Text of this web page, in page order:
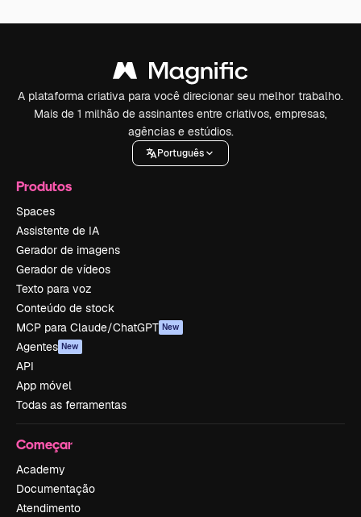
A plataforma criativa para você direcionar seu melhor trabalho.
Mais de 1 milhão de assinantes entre criativos, empresas,
agências e estúdios.
Português
Produtos
Spaces
Assistente de IA
Gerador de imagens
Gerador de vídeos
Texto para voz
Conteúdo de stock
MCP para Claude/ChatGPT New
Agentes New
API
App móvel
Todas as ferramentas
Começar
Academy
Documentação
Atendimento